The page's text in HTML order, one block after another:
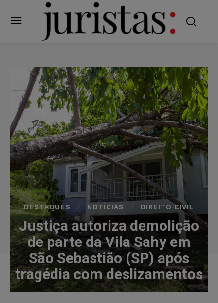
DESTAQUES NOTÍCIAS DIREITO CIVIL
Justiça autoriza demolição
de parte da Vila Sahy em
São Sebastião (SP) após
tragédia com deslizamentos